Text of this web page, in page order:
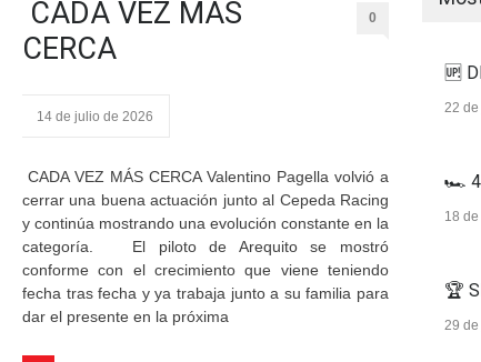
CADA VEZ MÁS
CERCA
0
14 de julio de 2026
CADA VEZ MÁS CERCA Valentino Pagella volvió a
cerrar una buena actuación junto al Cepeda Racing
y continúa mostrando una evolución constante en la
categoría. El piloto de Arequito se mostró
conforme con el crecimiento que viene teniendo
fecha tras fecha y ya trabaja junto a su familia para
dar el presente en la próxima
🆙
22
🏎️ 4
18
🏆
29